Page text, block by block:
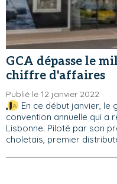
GCA dépasse le
chiffre d'affaires
Publié le 12 janvier 2022
En ce début janvier, le
convention annuelle qui a
Lisbonne. Piloté par son
choletais, premier